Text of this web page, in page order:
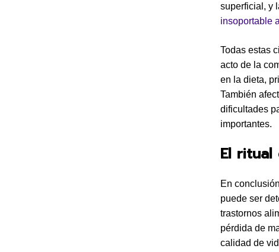
superficial, y
insoportable
Todas estas
acto de la
en la dieta,
También
dificultades
importantes.
El ritual
En
puede ser
trastornos
pérdida de
calidad de